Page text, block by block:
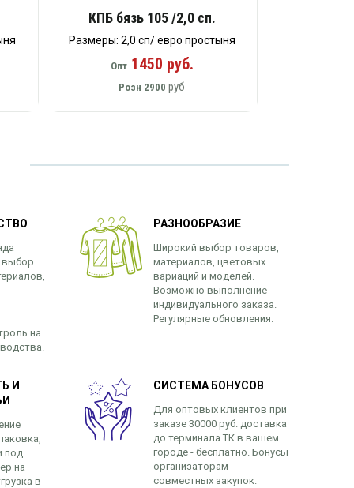
КПБ бязь 105 /2,0 сп.
Размеры: 2,0 сп/ евро простыня
Опт1450 руб.
Розн 2900 руб
выбор
на
РАЗНООБРАЗИЕ
Широкий выбор товаров,
материалов, цветовых
вариаций и моделей.
Возможно выполнение
индивидуального заказа.
Регулярные обновления.
И
под
на
в
СИСТЕМА БОНУСОВ
Для оптовых клиентов при
заказе 30000 руб. доставка
до терминала ТК в вашем
городе - бесплатно. Бонусы
организаторам
совместных закупок.